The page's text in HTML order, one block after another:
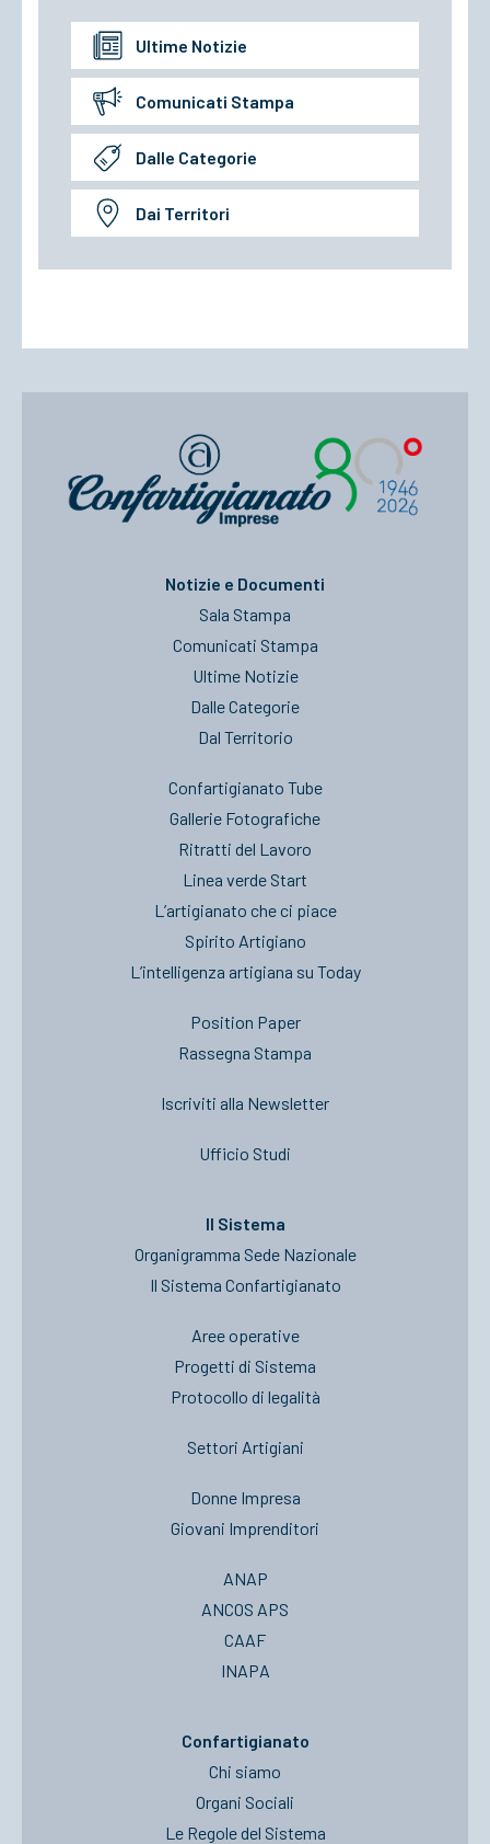
Ultime Notizie
Comunicati Stampa
Dalle Categorie
Dai Territori
Notizie e Documenti
Sala Stampa
Comunicati Stampa
Ultime Notizie
Dalle Categorie
Dal Territorio
Confartigianato Tube
Gallerie Fotografiche
Ritratti del Lavoro
Linea verde Start
L’artigianato che ci piace
Spirito Artigiano
L’intelligenza artigiana su Today
Position Paper
Rassegna Stampa
Iscriviti alla Newsletter
Ufficio Studi
Il Sistema
Organigramma Sede Nazionale
Il Sistema Confartigianato
Aree operative
Progetti di Sistema
Protocollo di legalità
Settori Artigiani
Donne Impresa
Giovani Imprenditori
ANAP
ANCOS APS
CAAF
INAPA
Confartigianato
Chi siamo
Organi Sociali
Le Regole del Sistema